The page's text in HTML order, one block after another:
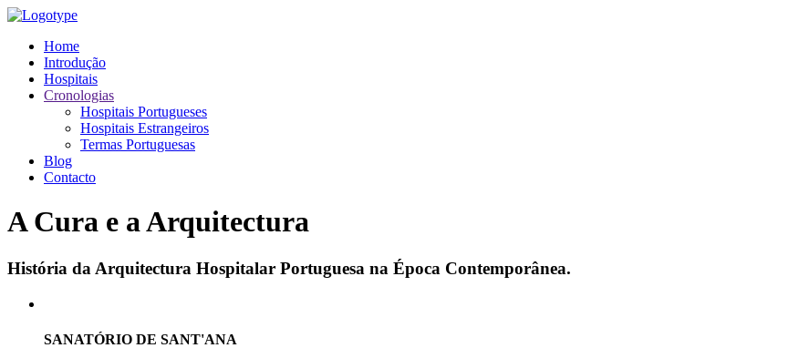
Home
Introdução
Hospitais
Cronologias
Hospitais Portugueses
Hospitais Estrangeiros
Termas Portuguesas
Blog
Contacto
A Cura e a Arquitectura
História da Arquitectura Hospitalar Portuguesa na Época Contemporânea.
SANATÓRIO DE SANT'ANA